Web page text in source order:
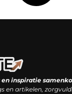
inspiratie
en artikelen,